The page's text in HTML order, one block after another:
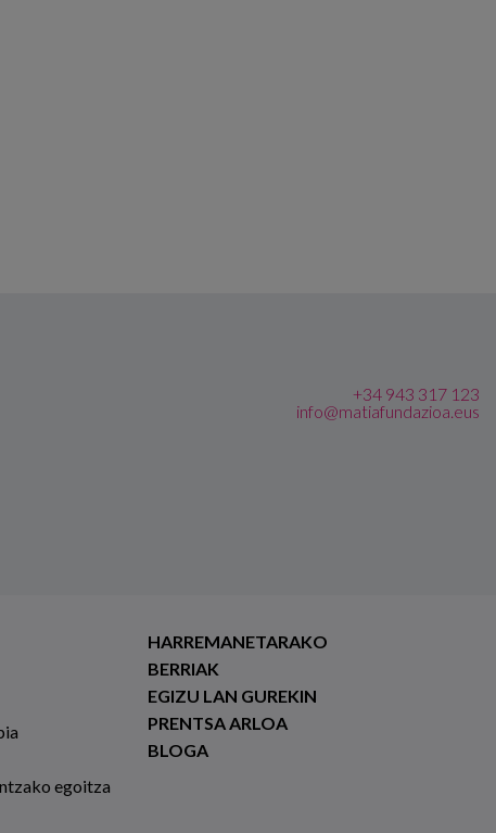
+34 943 317 123
info@matiafundazioa.eus
egoitza
HARREMANETARAKO
BERRIAK
EGIZU LAN GUREKIN
PRENTSA ARLOA
BLOGA